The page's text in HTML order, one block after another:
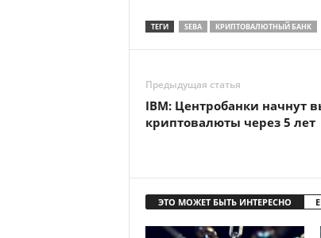
ТЕГИ SEBA КРИПТОВАЛЮТНЫЙ БАНК
Предыдущая статья
IBM: Центробанки начнут
криптовалюты через 5 лет
ЭТО МОЖЕТ БЫТЬ ИНТЕРЕСНО